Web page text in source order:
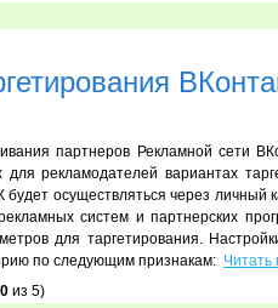
партнеров Рекламной сети
рекламодателей вариантах
осуществляться через личный
систем и партнерских
для таргетирования.
по следующим признакам: Читать
из 5)